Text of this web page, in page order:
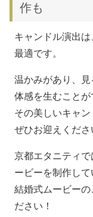
作も
キャンドル演出
最適です。
温かみがあり、
体感を生むことが
その美しいキャ
ぜひお迎えくださ
京都エタニティ
ービーを制作して
結婚式ムービーの
ださい！